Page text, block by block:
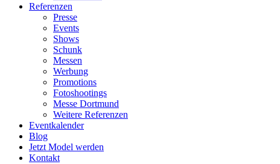
Referenzen
Presse
Events
Shows
Schunk
Messen
Werbung
Promotions
Fotoshootings
Messe Dortmund
Weitere Referenzen
Eventkalender
Blog
Jetzt Model werden
Kontakt